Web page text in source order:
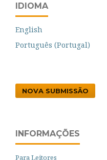
IDIOMA
English
Português (Portugal)
NOVA SUBMISSÃO
INFORMAÇÕES
Para Leitores